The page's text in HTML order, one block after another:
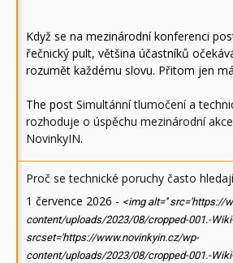
Když se na mezinárodní konferenci
řečnický pult, většina účastníků
rozumět každému slovu. Přitom jen
The post Simultánní tlumočení a
rozhoduje o úspěchu mezinárodní akce
NovinkyIN.
Proč se technické poruchy často
1 července 2026 - <img alt='' src='https://
content/uploads/2023/08/cropped-001.-
srcset='https://www.novinkyin.cz/wp-
content/uploads/2023/08/cropped-001.-